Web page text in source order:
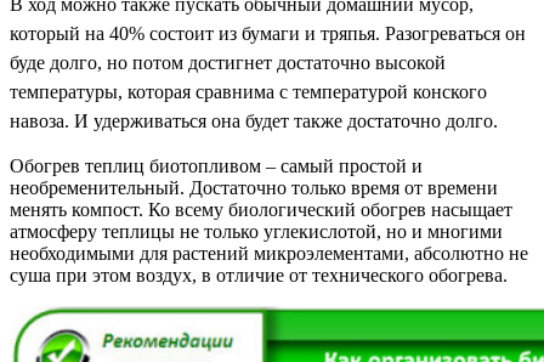
В ход можно также пускать обычный домашний мусор,
который на 40% состоит из бумаги и тряпья. Разогреваться он
буде долго, но потом достигнет достаточно высокой
температуры, которая сравнима с температурой конского
навоза. И удерживаться она будет также достаточно долго.
Обогрев теплиц биотопливом – самый простой и
необременительный. Достаточно только время от времени
менять компост. Ко всему биологический обогрев насыщает
атмосферу теплицы не только углекислотой, но и многими
необходимыми для растений микроэлементами, абсолютно не
суша при этом воздух, в отличие от технического обогрева.